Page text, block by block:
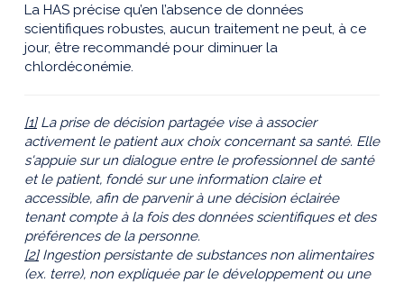
La HAS précise qu’en l’absence de données
scientifiques robustes, aucun traitement ne peut, à ce
jour, être recommandé pour diminuer la
chlordéconémie.
[1]La prise de décision partagée vise à associer
activement le patient aux choix concernant sa santé. Elle
s'appuie sur un dialogue entre le professionnel de santé
et le patient, fondé sur une information claire et
accessible, afin de parvenir à une décision éclairée
tenant compte à la fois des données scientifiques et des
préférences de la personne.
[2]Ingestion persistante de substances non alimentaires
(ex. terre), non expliquée par le développement ou une